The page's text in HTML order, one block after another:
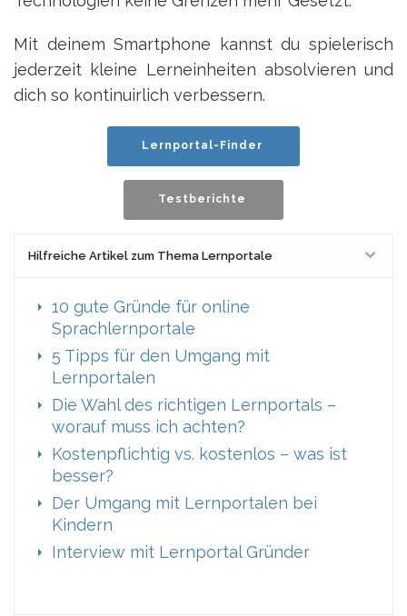
Mit deinem Smartphone kannst du spielerisch
jederzeit kleine Lerneinheiten absolvieren und
dich so kontinuirlich verbessern.
Lernportal-Finder
Testberichte
Hilfreiche Artikel zum Thema Lernportale
10 gute Gründe für online
Sprachlernportale
5 Tipps für den Umgang mit
Lernportalen
Die Wahl des richtigen Lernportals –
worauf muss ich achten?
Kostenpflichtig vs. kostenlos – was ist
besser?
Der Umgang mit Lernportalen bei
Kindern
Interview mit Lernportal Gründer